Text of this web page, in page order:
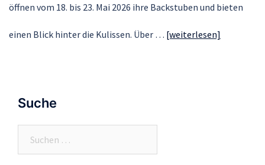
öffnen vom 18. bis 23. Mai 2026 ihre Backstuben und bieten
einen Blick hinter die Kulissen. Über … [weiterlesen]
Suche
nach: